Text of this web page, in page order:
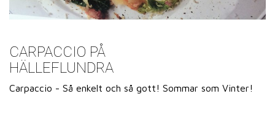
CARPACCIO PÅ
HÄLLEFLUNDRA
Carpaccio - Så enkelt och så gott! Sommar som Vinter!